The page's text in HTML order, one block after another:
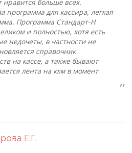
больше всех.
программа для кассира, легкая
Программа Стандарт-Н
и полностью, хотя есть
недочеты, в частности не
справочник
на кассе, а также бывают
лента на ккм в момент
Е.Г.